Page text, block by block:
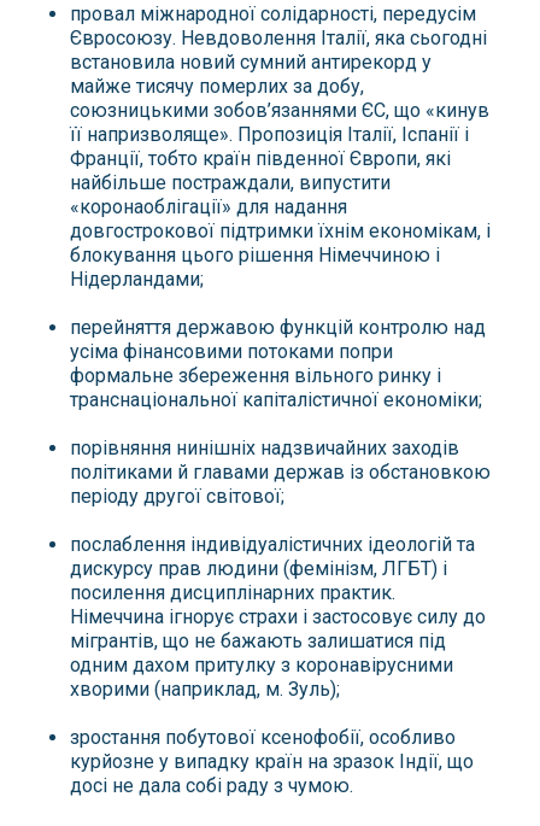
провал міжнародної солідарності, передусім
Євросоюзу. Невдоволення Італії, яка сьогодні
встановила новий сумний антирекорд у
майже тисячу померлих за добу,
союзницькими зобов’язаннями ЄС, що «кинув
її напризволяще». Пропозиція Італії, Іспанії і
Франції, тобто країн південної Європи, які
найбільше постраждали, випустити
«коронаоблігації» для надання
довгострокової підтримки їхнім економікам, і
блокування цього рішення Німеччиною і
Нідерландами;
перейняття державою функцій контролю над
усіма фінансовими потоками попри
формальне збереження вільного ринку і
транснаціональної капіталістичної економіки;
порівняння нинішніх надзвичайних заходів
політиками й главами держав із обстановкою
періоду другої світової;
послаблення індивідуалістичних ідеологій та
дискурсу прав людини (фемінізм, ЛГБТ) і
посилення дисциплінарних практик.
Німеччина ігнорує страхи і застосовує силу до
мігрантів, що не бажають залишатися під
одним дахом притулку з коронавірусними
хворими (наприклад, м. Зуль);
зростання побутової ксенофобії, особливо
курйозне у випадку країн на зразок Індії, що
досі не дала собі раду з чумою.